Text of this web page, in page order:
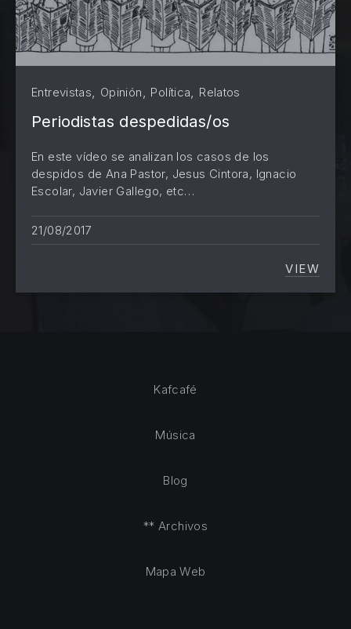
Entrevistas, Opinión, Política, Relatos
Periodistas despedidas/os
En este vídeo se analizan los casos de los
despidos de Ana Pastor, Jesus Cintora, Ignacio
Escolar, Javier Gallego, etc…
21/08/2017
VIEW
Kafcafé
Música
Blog
** Archivos
Mapa Web